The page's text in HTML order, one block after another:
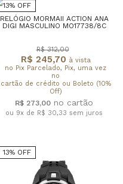
13% OFF
RELÓGIO MORMAII ACTION ANA
DIGI MASCULINO MO17738/8C
R$ 245,70 à vista
no Pix Parcelado, Pix, uma vez
no
cartão de crédito ou Boleto (10%
Off)
R$ 312,00
R$ 273,00
ou 9x de R$ 30,33 sem juros
13% OFF